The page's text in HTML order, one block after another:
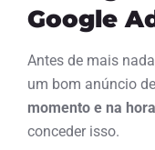
Google
Antes de mais
um bom anúncio
momento e na
conceder isso.